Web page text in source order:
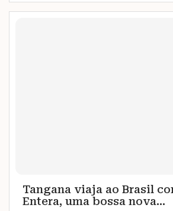
Tangana viaja ao Brasil
Entera, uma bossa nova...